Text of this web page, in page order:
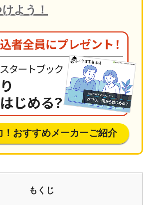
よう！
！おすすめメーカーご紹介
もくじ